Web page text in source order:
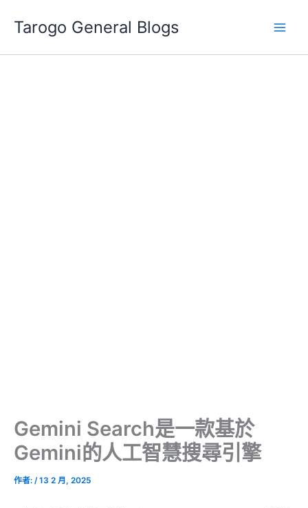
要
Tarogo General Blogs
Gemini Search是一款基於
Gemini的人工智慧搜尋引擎
作者: /13 2 月, 2025